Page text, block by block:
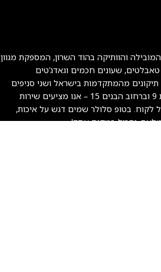
והוותיקה בהוד השרון, המספקת מגוון
שעונים חכמים וגאדג’טים
מהמתקדמות בישראל ושני סניפים
נוחים – ברחוב הידידות 9 וברחוב הבנים 15 – אנו מציעים שירות
לקוח. בטופ סלולר שמים דגש על איכות,
מלאה, והכול במקום אחד!